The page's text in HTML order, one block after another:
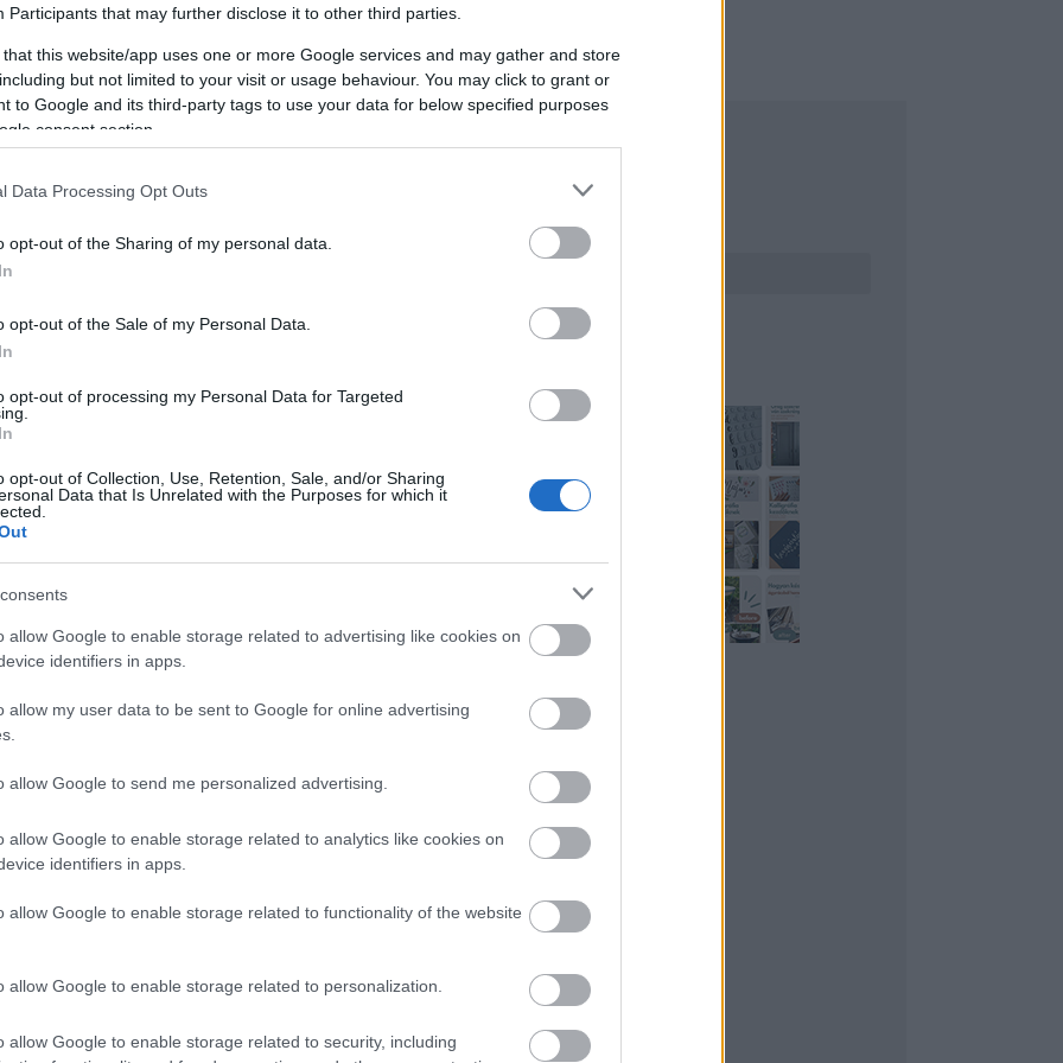
Participants that may further disclose it to other third parties.
that this website/app uses one or more Google services and may gather and store
but not limited to your visit or usage behaviour. You may click to grant or
to Google and its third-party tags to use your data for below specified purposes
consent section.
Data Processing Opt Outs
opt-out of the Sharing of my personal data.
opt-out of the Sale of my Personal Data.
opt-out of processing my Personal Data for Targeted
opt-out of Collection, Use, Retention, Sale, and/or Sharing
Data that Is Unrelated with the Purposes for which it
allow Google to enable storage related to advertising like cookies on
identifiers in apps.
allow my user data to be sent to Google for online advertising
allow Google to send me personalized advertising.
allow Google to enable storage related to analytics like cookies on
identifiers in apps.
allow Google to enable storage related to functionality of the website
allow Google to enable storage related to personalization.
allow Google to enable storage related to security, including
fejtörőket, képregényeket, vicceket, mókás
CÍMKÉK
advent (144)
art export(82)
diy (383)
fenntarthatóság(71)
festés( 174)
fonal (73)
gyerekjáték( 73)
hobbyművész(81)
KERESÉS